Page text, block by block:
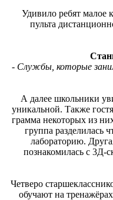
Удивило ребят малое
пульта
- Службы, которые
А далее школьники
уникальной. Также
грамма некоторых из
группа разделилась
лабораторию.
познакомилась с 3Д-
Четверо
обучают на